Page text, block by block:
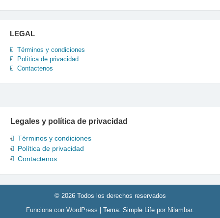
LEGAL
Términos y condiciones
Política de privacidad
Contactenos
Legales y política de privacidad
Términos y condiciones
Política de privacidad
Contactenos
© 2026 Todos los derechos reservados
Funciona con WordPress
Tema: Simple Life por Nilambar.